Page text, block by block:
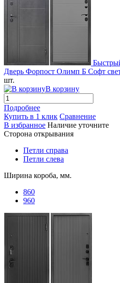
Дверь Форпост Олимп Б Софт
шт.
В корзину
Подробнее
Купить в 1 клик Сравнение
В избранное Наличие уточните
Сторона открывания
Петли справа
Петли слева
Ширина короба, мм.
860
960